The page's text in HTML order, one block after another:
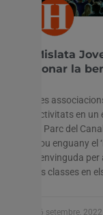
Mislata
donar la
Les
activitats en
al Parc del
nou enguany
benvinguda
les classes en
26 setembre, 2022
Utilitzem cookies